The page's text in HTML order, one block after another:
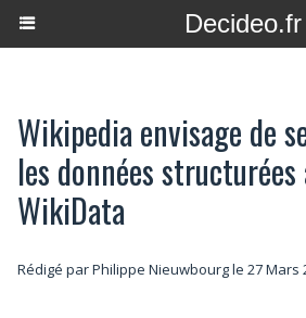
Decideo.fr
Wikipedia envisage de
les données structurées
WikiData
Rédigé parPhilippe Nieuwbourgle 27 Mars